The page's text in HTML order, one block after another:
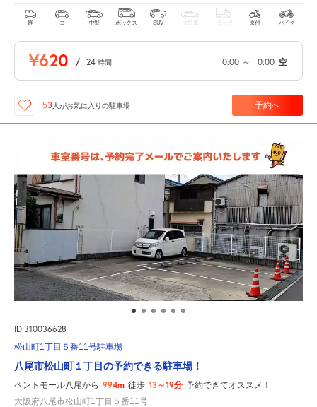
軽 コ 中型 ボックス SUV 大型車 トラック 原付 バイク
¥620 / 24 時間 0:00 ～ 0:00 空
53 人がお気に入りの駐車場 予約へ
ID:310036628
松山町1丁目５番11号駐車場
八尾市松山町１丁目の予約できる駐車場！
ペントモール八尾から 994m 徒歩 13～19分 予約できてオススメ！
大阪府八尾市松山町1丁目５番11号